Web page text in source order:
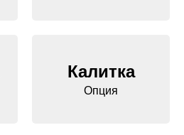
Калитка
Опция